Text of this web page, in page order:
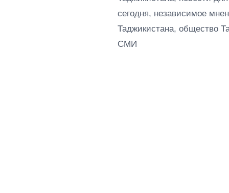
сегодня, независимое
Таджикистана, общество
СМИ